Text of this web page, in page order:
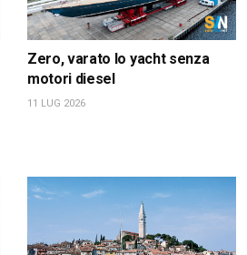
Zero, varato lo yacht senza
motori diesel
11 LUG 2026